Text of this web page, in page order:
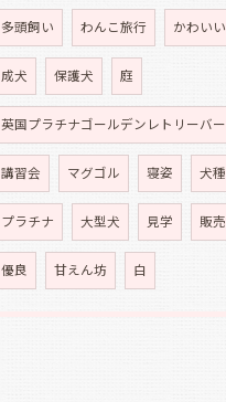
多頭飼い わんこ旅行 かわいい
成犬 保護犬 庭
英国プラチナゴールデンレトリーバー
講習会 マグゴル 寝姿 犬種
プラチナ 大型犬 見学 販売
優良 甘えん坊 白